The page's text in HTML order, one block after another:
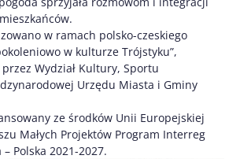
w ramach polsko-czeskiego
w kulturze Trójstyku”,
Wydział Kultury, Sportu
Urzędu Miasta i Gminy
ze środków Unii Europejskiej
Małych Projektów Program Interreg
Polska 2021-2027.